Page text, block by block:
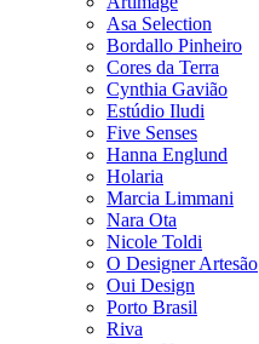
Asa Selection
Bordallo Pinheiro
Cores da Terra
Cynthia Gavião
Estúdio Iludi
Five Senses
Hanna Englund
Holaria
Marcia Limmani
Nara Ota
Nicole Toldi
O Designer Artesão
Oui Design
Porto Brasil
Riva